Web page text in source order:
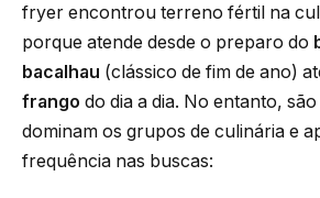
fryer encontrou terreno fértil na
porque atende desde o preparo do
bacalhau (clássico de fim de ano)
frango do dia a dia. No entanto,
dominam os grupos de culinária e
frequência nas buscas: